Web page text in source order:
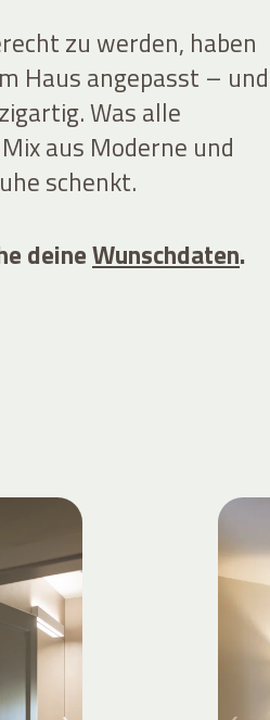
zu werden, haben
Haus angepasst – und
Was alle
aus Moderne und
schenkt.
deineWunschdaten.